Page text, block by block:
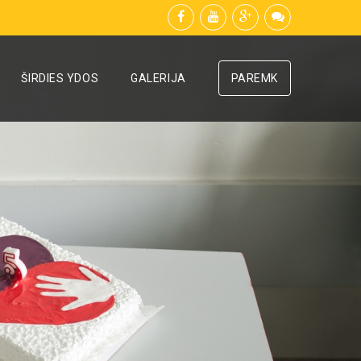
ŠIRDIES YDOS GALERIJA PAREMK